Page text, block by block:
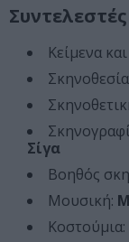
Συντελεστές
Κείμενα
Σίγα
Βοηθός
Μουσική:
Κοστούμια: